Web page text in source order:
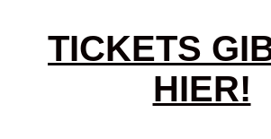
TICKETS
HIER!